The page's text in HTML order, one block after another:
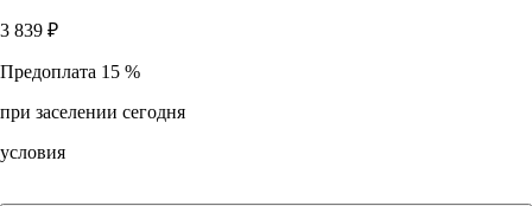
3 839 ₽
Предоплата 15 %
при заселении сегодня
условия